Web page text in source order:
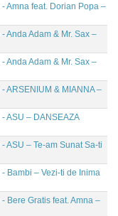
- Amna feat. Dorian Popa –
- Anda Adam & Mr. Sax –
- Anda Adam & Mr. Sax –
- ARSENIUM & MIANNA –
- ASU – DANSEAZA
- ASU – Te-am Sunat Sa-ti
- Bambi – Vezi-ti de Inima
- Bere Gratis feat. Amna –